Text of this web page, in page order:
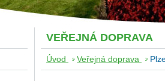
VEŘEJNÁ DOPRAVA
Úvod Veřejná doprava